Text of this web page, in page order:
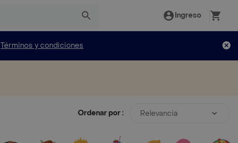
Ingreso
Términos y condiciones
Ordenar por : Relevancia